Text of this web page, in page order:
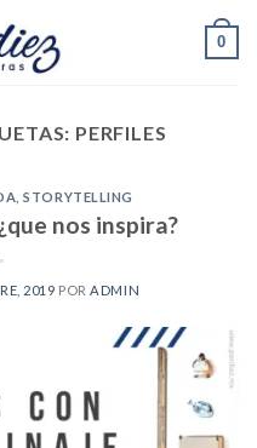
0
PERFILES
,STORYTELLING
nos inspira?
2019 POR ADMIN